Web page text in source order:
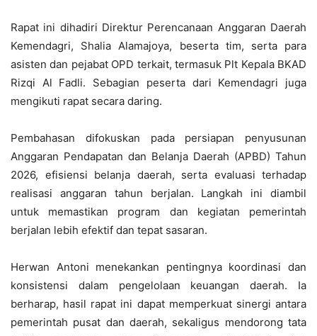
Rapat ini dihadiri Direktur Perencanaan Anggaran Daerah
Kemendagri, Shalia Alamajoya, beserta tim, serta para
asisten dan pejabat OPD terkait, termasuk Plt Kepala BKAD
Rizqi Al Fadli. Sebagian peserta dari Kemendagri juga
mengikuti rapat secara daring.
Pembahasan difokuskan pada persiapan penyusunan
Anggaran Pendapatan dan Belanja Daerah (APBD) Tahun
2026, efisiensi belanja daerah, serta evaluasi terhadap
realisasi anggaran tahun berjalan. Langkah ini diambil
untuk memastikan program dan kegiatan pemerintah
berjalan lebih efektif dan tepat sasaran.
Herwan Antoni menekankan pentingnya koordinasi dan
konsistensi dalam pengelolaan keuangan daerah. Ia
berharap, hasil rapat ini dapat memperkuat sinergi antara
pemerintah pusat dan daerah, sekaligus mendorong tata